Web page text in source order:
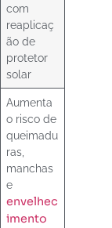
com
reaplicaç
ão de
protetor
solar
Aumenta
o risco de
queimadu
ras,
manchas
e
envelhec
imento